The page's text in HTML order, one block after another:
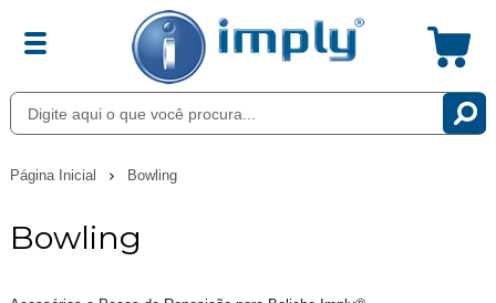
Página Inicial Bowling
Bowling